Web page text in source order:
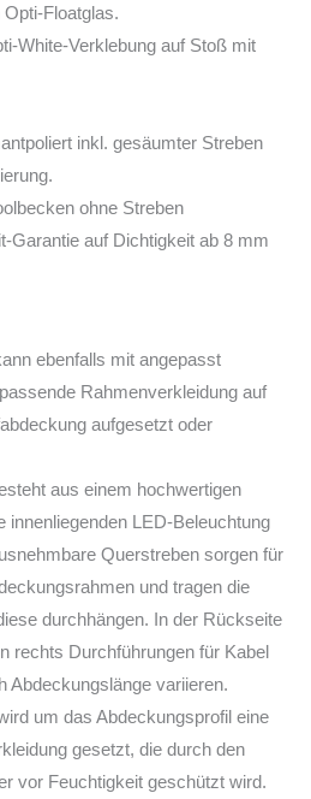
Floatglas.
White-Verklebung auf Stoß mit
inkl. gesäumter Streben
ohne Streben
Garantie auf Dichtigkeit ab 8 mm
ebenfalls mit angepasst
Rahmenverkleidung auf
aufgesetzt oder
aus einem hochwertigen
innenliegenden LED-Beleuchtung
Querstreben sorgen für
und tragen die
durchhängen. In der Rückseite
rechts Durchführungen für Kabel
Abdeckungslänge variieren.
um das Abdeckungsprofil eine
gesetzt, die durch den
vor Feuchtigkeit geschützt wird.